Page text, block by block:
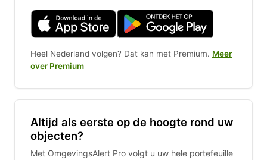
Heel Nederland volgen? Dat kan met Premium. Meer
over Premium
Altijd als eerste op de hoogte rond uw
objecten?
Met OmgevingsAlert Pro volgt u uw hele portefeuille